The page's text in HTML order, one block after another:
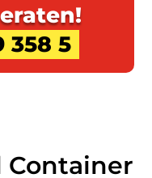
358 5
Container